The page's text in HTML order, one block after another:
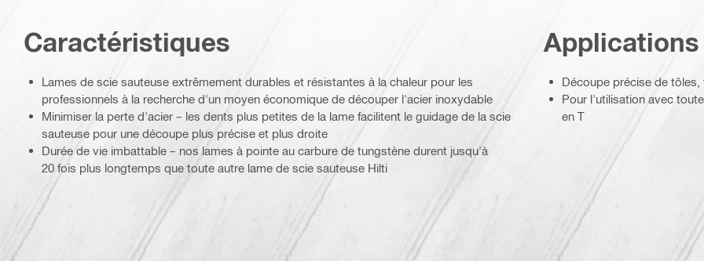
Caractéristiques
Lames de scie sauteuse extrêmement durables et résistantes à la chaleur pour les
professionnels à la recherche d'un moyen économique de découper l'acier inoxydable
Minimiser la perte d'acier – les dents plus petites de la lame facilitent le guidage de la scie
sauteuse pour une découpe plus précise et plus droite
Durée de vie imbattable – nos lames à pointe au carbure de tungstène durent jusqu'à
20 fois plus longtemps que toute autre lame de scie sauteuse Hilti
Applications
Découpe précise de
Pour l'utilisation avec
en T